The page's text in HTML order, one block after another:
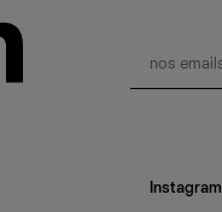
Instagram